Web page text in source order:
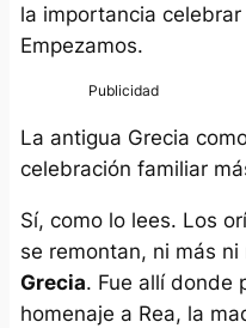
la importancia
Empezamos.
La antigua Grecia
celebración familiar
Sí, como lo lees. Los
se remontan, ni más
Grecia. Fue allí donde
homenaje a Rea, la